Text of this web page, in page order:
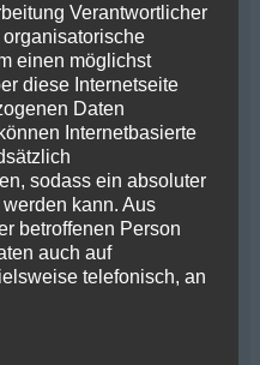
est. Nunc
in aliquam. Sapien
sed lectus
enim blandit
blandit. Cras sed
id consectetur
cras sed felis eget
leo vel.
risus pretium quam
Verantwortlicher
einen möglichst
diese Internetseite
Daten
Internetbasierte
sodass ein absoluter
kann. Aus
betroffenen Person
auch auf
telefonisch, an